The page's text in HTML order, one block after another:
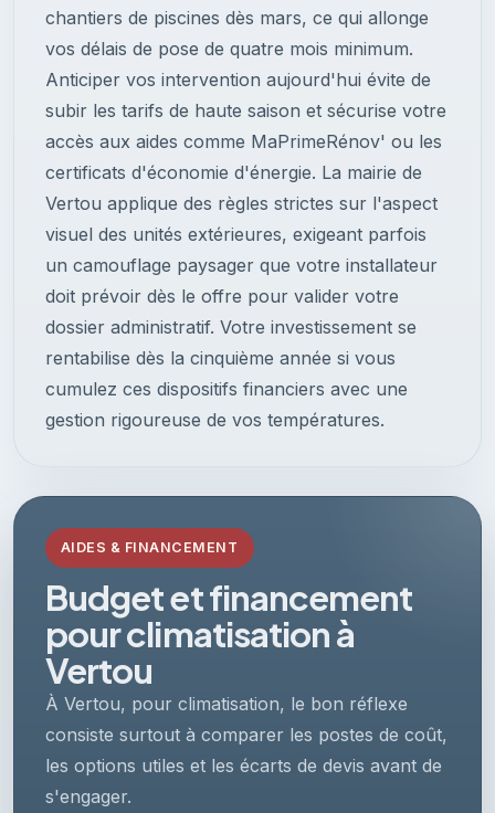
chantiers de piscines dès mars, ce qui allonge
vos délais de pose de quatre mois minimum.
Anticiper vos intervention aujourd'hui évite de
subir les tarifs de haute saison et sécurise votre
accès aux aides comme MaPrimeRénov' ou les
certificats d'économie d'énergie. La mairie de
Vertou applique des règles strictes sur l'aspect
visuel des unités extérieures, exigeant parfois
un camouflage paysager que votre installateur
doit prévoir dès le offre pour valider votre
dossier administratif. Votre investissement se
rentabilise dès la cinquième année si vous
cumulez ces dispositifs financiers avec une
gestion rigoureuse de vos températures.
AIDES & FINANCEMENT
Budget et financement
pour climatisation à
Vertou
À Vertou, pour climatisation, le bon réflexe
consiste surtout à comparer les postes de coût,
les options utiles et les écarts de devis avant de
s'engager.